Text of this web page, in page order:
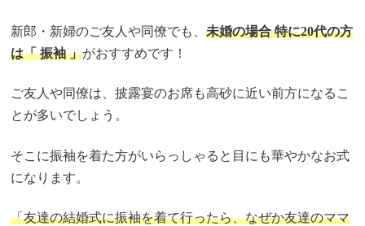
新郎・新婦のご友人や同僚でも、未婚の場合 特に20代の方
は「 振袖 」がおすすめです！
ご友人や同僚は、披露宴のお席も高砂に近い前方になるこ
とが多いでしょう。
そこに振袖を着た方がいらっしゃると目にも華やかなお式
になります。
「友達の結婚式に振袖を着て行ったら、なぜか友達のママ